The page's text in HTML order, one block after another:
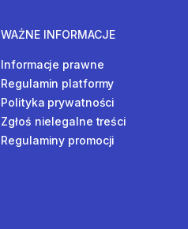
WAŻNE INFORMACJE
Informacje prawne
Regulamin platformy
Polityka prywatności
Zgłoś nielegalne treści
Regulaminy promocji